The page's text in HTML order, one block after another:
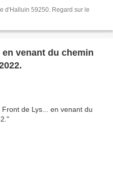
d'Halluin 59250. Regard sur le
venant du chemin